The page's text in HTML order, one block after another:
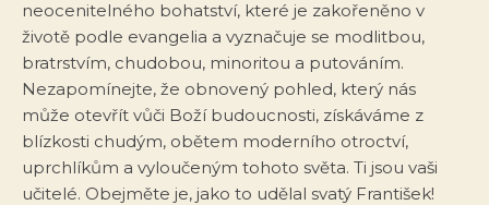
neocenitelného bohatství, které je zakořeněno v
životě podle evangelia a vyznačuje se modlitbou,
bratrstvím, chudobou, minoritou a putováním.
Nezapomínejte, že obnovený pohled, který nás
může otevřít vůči Boží budoucnosti, získáváme z
blízkosti chudým, obětem moderního otroctví,
uprchlíkům a vyloučeným tohoto světa. Ti jsou vaši
učitelé. Obejměte je, jako to udělal svatý František!